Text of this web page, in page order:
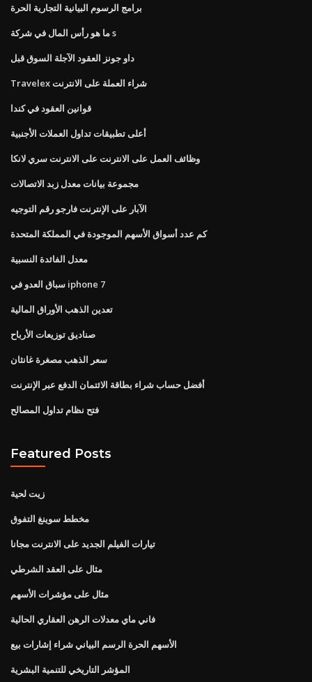
برامج الرسوم البيانية التجارية الحرة
ما هو رأس المال في شركة s
داو جونز العقود الآجلة السوق قبل
Travelex شراء العملة على الانترنت
قوانين العقود في كندا
أعلى تطبيقات تداول العملات الأجنبية
وظائف العمل على الانترنت على الانترنت سري لانكا
مجموعة بيانات معدل زبد الاتصالات
الآبار على الإنترنت فارجو رقم التوجيه
كم عدد أسواق الأسهم الموجودة في المملكة المتحدة
معدل الفائدة النسبية
سباق العدو في iphone 7
تعدين الذهب الأوراق المالية
صناديق توزيعات الأرباح
سعر الذهب مصغرة غانثان
أفضل حساب شراء بطاقة الائتمان الدفع عبر الإنترنت
فتح نظام تداول المصالح
Featured Posts
زيت لحية
مخطط سوينغ التفوق
تيارات الفيلم الجديد على الانترنت مجانا
مثال على العقد الشرطي
مثال على مؤشرات الأسهم
فاني ماي معدلات الرهن العقاري الحالية
الأسهم الحرة الرسم البياني شراء إشارات بيع
المؤشر التاريخي للتنمية البشرية